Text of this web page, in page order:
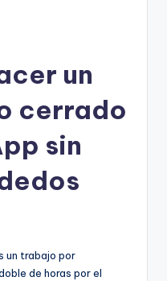
un
cerrado
sin
un trabajo por
de horas por el